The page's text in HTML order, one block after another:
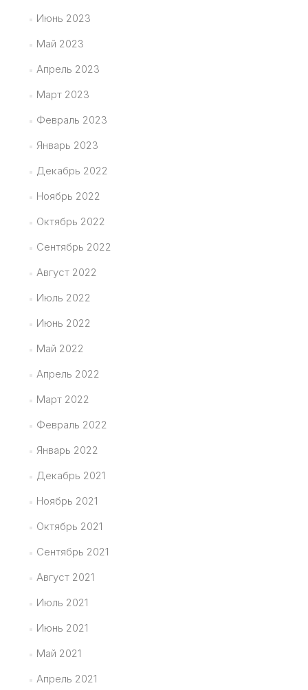
Июнь 2023
Май 2023
Апрель 2023
Март 2023
Февраль 2023
Январь 2023
Декабрь 2022
Ноябрь 2022
Октябрь 2022
Сентябрь 2022
Август 2022
Июль 2022
Июнь 2022
Май 2022
Апрель 2022
Март 2022
Февраль 2022
Январь 2022
Декабрь 2021
Ноябрь 2021
Октябрь 2021
Сентябрь 2021
Август 2021
Июль 2021
Июнь 2021
Май 2021
Апрель 2021